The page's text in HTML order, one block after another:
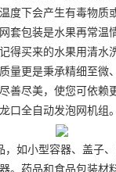
度下会产生有毒物质
套包装是水果再常温
得买来的水果用清水
量更是秉承精细至微
善尽美，使您可依赖
龙口全自动发泡网机组。
如小型容器、盖子、
。药品和食品包装材